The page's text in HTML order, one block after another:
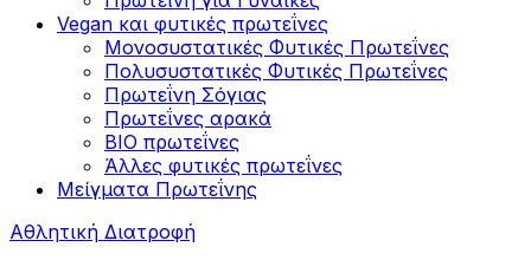
Vegan και φυτικές πρωτεΐνες
Μονοσυστατικές Φυτικές Πρωτεΐνες
Πολυσυστατικές Φυτικές Πρωτεΐνες
Πρωτεΐνη Σόγιας
Πρωτεΐνες αρακά
ΒIO πρωτεΐνες
Άλλες φυτικές πρωτεΐνες
Μείγματα Πρωτεΐνης
Αθλητική Διατροφή